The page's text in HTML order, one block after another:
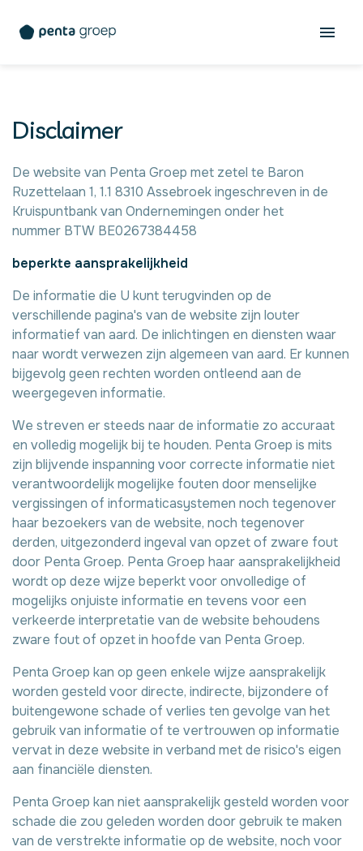
Disclaimer
De website van Penta Groep met zetel te Baron
Ruzettelaan 1, 1.1 8310 Assebroek ingeschreven in de
Kruispuntbank van Ondernemingen onder het
nummer BTW BE0267384458
beperkte aansprakelijkheid
De informatie die U kunt terugvinden op de
verschillende pagina's van de website zijn louter
informatief van aard. De inlichtingen en diensten waar
naar wordt verwezen zijn algemeen van aard. Er kunnen
bijgevolg geen rechten worden ontleend aan de
weergegeven informatie.
We streven er steeds naar de informatie zo accuraat
en volledig mogelijk bij te houden. Penta Groep is mits
zijn blijvende inspanning voor correcte informatie niet
verantwoordelijk mogelijke fouten door menselijke
vergissingen of informaticasystemen noch tegenover
haar bezoekers van de website, noch tegenover
derden, uitgezonderd ingeval van opzet of zware fout
door Penta Groep. Penta Groep haar aansprakelijkheid
wordt op deze wijze beperkt voor onvolledige of
mogelijks onjuiste informatie en tevens voor een
verkeerde interpretatie van de website behoudens
zware fout of opzet in hoofde van Penta Groep.
Penta Groep kan op geen enkele wijze aansprakelijk
worden gesteld voor directe, indirecte, bijzondere of
buitengewone schade of verlies ten gevolge van het
gebruik van informatie of te vertrouwen op informatie
vervat in deze website in verband met de risico's eigen
aan financiële diensten.
Penta Groep kan niet aansprakelijk gesteld worden voor
schade die zou geleden worden door gebruik te maken
van de verstrekte informatie op de website, noch voor